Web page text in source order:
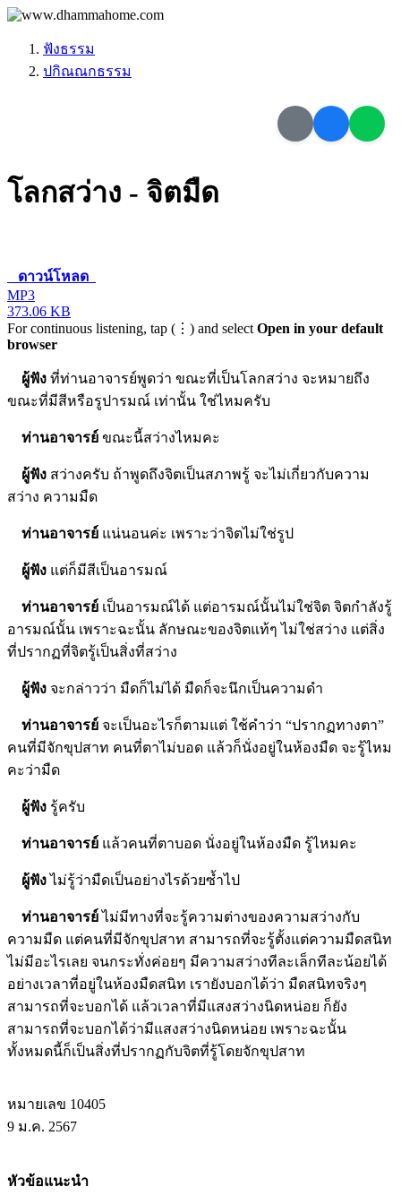
ฟังธรรม
ปกิณณกธรรม
โลกสว่าง - จิตมืด
ดาวน์โหลด
MP3
373.06 KB
For continuous listening, tap (⋮) and select Open in your default
browser
ผู้ฟัง ที่ท่านอาจารย์พูดว่า ขณะที่เป็นโลกสว่าง จะหมายถึง
ขณะที่มีสีหรือรูปารมณ์ เท่านั้น ใช่ไหมครับ
ท่านอาจารย์ ขณะนี้สว่างไหมคะ
ผู้ฟัง สว่างครับ ถ้าพูดถึงจิตเป็นสภาพรู้ จะไม่เกี่ยวกับความ
สว่าง ความมืด
ท่านอาจารย์ แน่นอนค่ะ เพราะว่าจิตไม่ใช่รูป
ผู้ฟัง แต่ก็มีสีเป็นอารมณ์
ท่านอาจารย์ เป็นอารมณ์ได้ แต่อารมณ์นั้นไม่ใช่จิต จิตกำลังรู้
อารมณ์นั้น เพราะฉะนั้น ลักษณะของจิตแท้ๆ ไม่ใช่สว่าง แต่สิ่ง
ที่ปรากฏที่จิตรู้เป็นสิ่งที่สว่าง
ผู้ฟัง จะกล่าวว่า มืดก็ไม่ได้ มืดก็จะนึกเป็นความดำ
ท่านอาจารย์ จะเป็นอะไรก็ตามแต่ ใช้คำว่า “ปรากฏทางตา”
คนที่มีจักขุปสาท คนที่ตาไม่บอด แล้วก็นั่งอยู่ในห้องมืด จะรู้ไหม
คะว่ามืด
ผู้ฟัง รู้ครับ
ท่านอาจารย์ แล้วคนที่ตาบอด นั่งอยู่ในห้องมืด รู้ไหมคะ
ผู้ฟังไม่รู้ว่ามืดเป็นอย่างไรด้วยซ้ำไป
ท่านอาจารย์ไม่มีทางที่จะรู้ความต่างของความสว่างกับ
ความมืด แต่คนที่มีจักขุปสาท สามารถที่จะรู้ตั้งแต่ความมืดสนิท
ไม่มีอะไรเลย จนกระทั่งค่อยๆ มีความสว่างทีละเล็กทีละน้อยได้
อย่างเวลาที่อยู่ในห้องมืดสนิท เรายังบอกได้ว่า มืดสนิทจริงๆ
สามารถที่จะบอกได้ แล้วเวลาที่มีแสงสว่างนิดหน่อย ก็ยัง
สามารถที่จะบอกได้ว่ามีแสงสว่างนิดหน่อย เพราะฉะนั้น
ทั้งหมดนี้ก็เป็นสิ่งที่ปรากฏกับจิตที่รู้โดยจักขุปสาท
หมายเลข 10405
9 ม.ค. 2567
หัวข้อแนะนำ